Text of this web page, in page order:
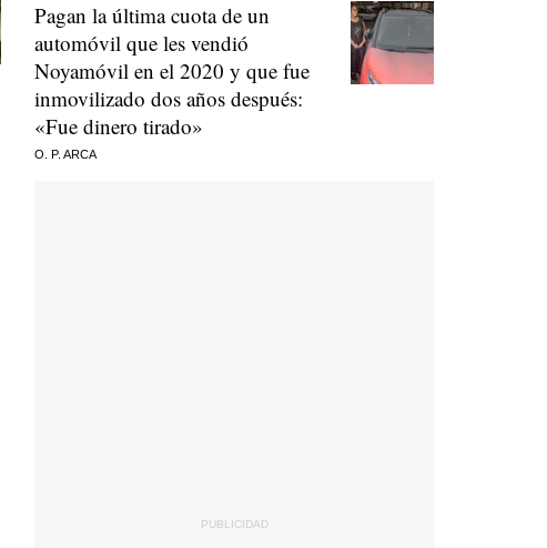
Pagan la última cuota de un
automóvil que les vendió
Noyamóvil en el 2020 y que fue
inmovilizado dos años después:
«Fue dinero tirado»
O. P. ARCA